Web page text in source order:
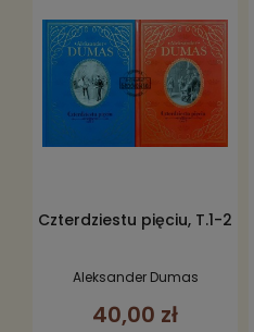
Czterdziestu pięciu, T.1-2
Aleksander Dumas
40,00 zł